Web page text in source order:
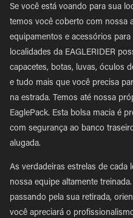
Se você está voando para sua
temos você coberto com nossa
equipamentos e acessórios
localidades da EAGLERIDER
capacetes, botas, luvas, óculos
e tudo mais que você precisa
na estrada. Temos até nossa
EaglePack. Esta bolsa macia é
com segurança ao banco
alugada.
As verdadeiras estrelas de cada
nossa equipe altamente
passando pela sua retirada,
você apreciará o